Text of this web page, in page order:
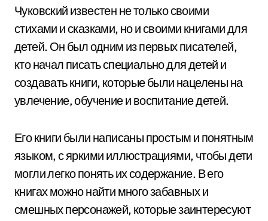
Чуковский известен не только своими
стихами и сказками, но и своими книгами для
детей. Он был одним из первых писателей,
кто начал писать специально для детей и
создавать книги, которые были нацелены на
увлечение, обучение и воспитание детей.
Его книги были написаны простым и понятным
языком, с яркими иллюстрациями, чтобы дети
могли легко понять их содержание. В его
книгах можно найти много забавных и
смешных персонажей, которые заинтересуют